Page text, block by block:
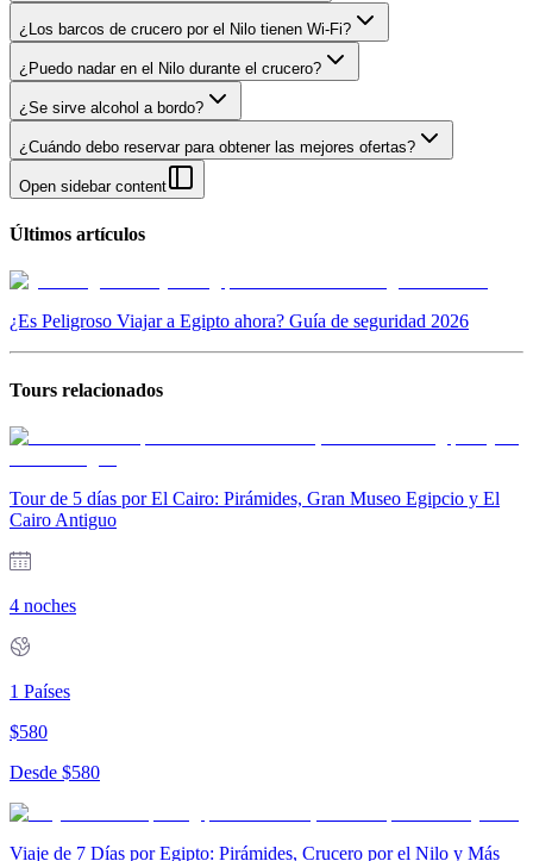
¿Los barcos de crucero por el Nilo tienen Wi-Fi?
¿Puedo nadar en el Nilo durante el crucero?
¿Se sirve alcohol a bordo?
¿Cuándo debo reservar para obtener las mejores ofertas?
Open sidebar content
Últimos artículos
¿Es Peligroso Viajar a Egipto ahora? Guía de seguridad 2026
Tours relacionados
Tour de 5 días por El Cairo: Pirámides, Gran Museo Egipcio y El
Cairo Antiguo
4 noches
1 Países
$580
Desde $580
Viaje de 7 Días por Egipto: Pirámides, Crucero por el Nilo y Más